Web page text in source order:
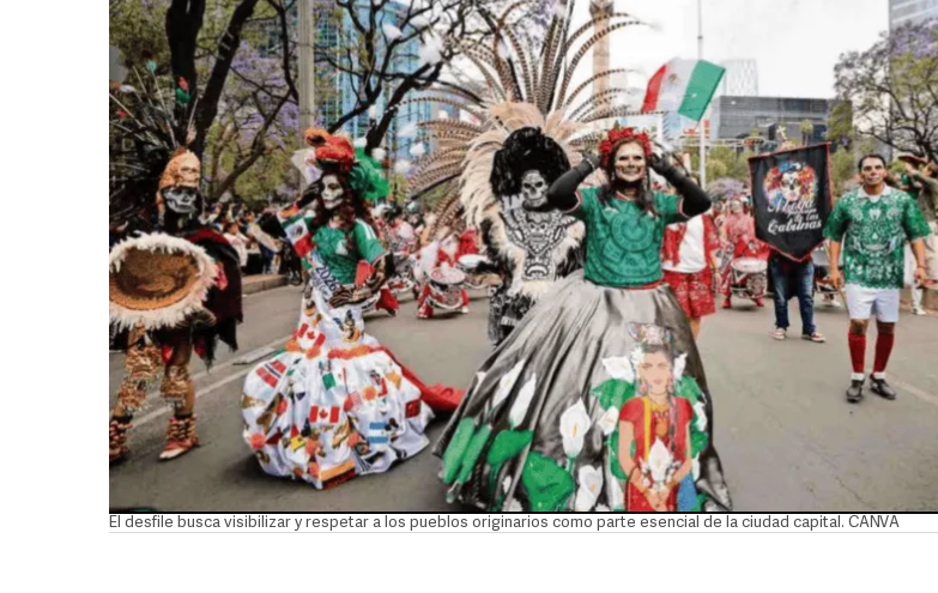
El desfile busca visibilizar y respetar a los pueblos originarios como parte esencial de la ciudad capital. CANVA